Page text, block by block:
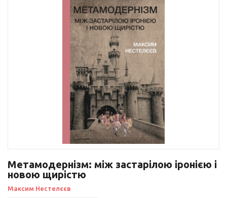
Метамодернізм: між застарілою іронією і
новою щирістю
Максим Нестелєєв